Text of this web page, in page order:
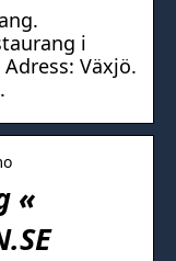
i
Växjö.
«